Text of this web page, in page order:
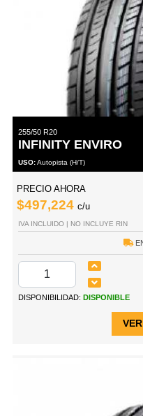
255/50 R20
INFINITY ENVIRO
USO:Autopista (H/T)
PRECIO AHORA
$497,224 c/u
IVA INCLUIDO | NO INCLUYE RIN
DISPONIBILIDAD: DISPONIBLE